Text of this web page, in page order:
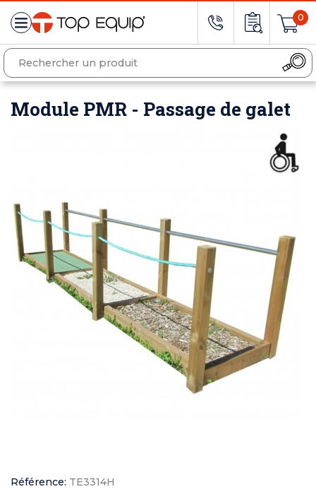
0
Module PMR - Passage de galet
Référence: TE3314H